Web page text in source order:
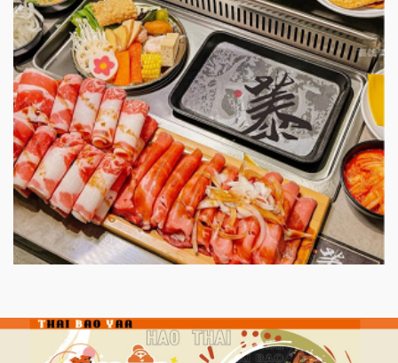
鬍子茶加盟說明會
鮮茶道加盟說明會
微風亭鐵板燒加盟說明會
漫步藍咖啡加盟說明會
明石章魚燒加盟說明會
出櫃加盟說明會
七盞茶加盟說明會